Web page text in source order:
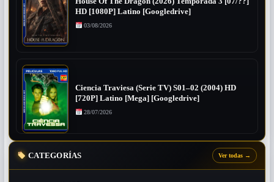
HD [1080P] Latino [Googledrive]
03/08/2026
Ciencia Traviesa (Serie TV) S01–02 (2004) HD
[720P] Latino [Mega] [Googledrive]
28/07/2026
CATEGORÍAS Ver todas →